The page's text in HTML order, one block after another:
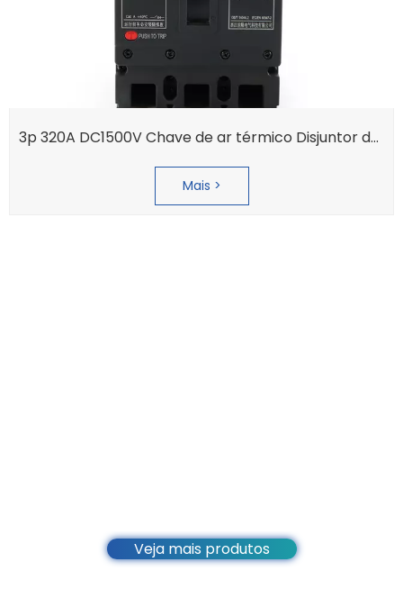
3p 320A DC1500V Chave de ar térmico Disjuntor de caixa moldada convencional
Mais >
Veja mais produtos